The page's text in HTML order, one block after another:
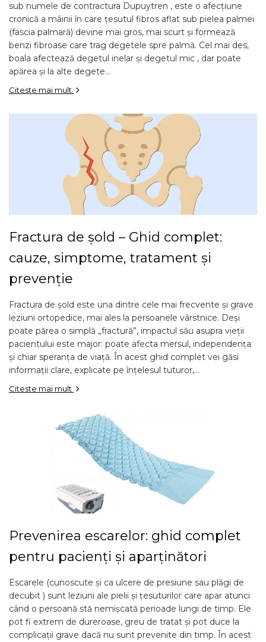
sub numele de contractura Dupuytren , este o afecțiune
cronică a mâinii în care țesutul fibros aflat sub pielea palmei
(fascia palmară) devine mai gros, mai scurt și formează
benzi fibroase care trag degetele spre palmă. Cel mai des,
boala afectează degetul inelar și degetul mic , dar poate
apărea și la alte degete...
Citeste mai mult
Fractura de șold – Ghid complet:
cauze, simptome, tratament și
prevenție
Fractura de șold este una dintre cele mai frecvente și grave
leziuni ortopedice, mai ales la persoanele vârstnice. Deși
poate părea o simplă „fractură”, impactul său asupra vieții
pacientului este major: poate afecta mersul, independența
și chiar speranța de viață. În acest ghid complet vei găsi
informații clare, explicate pe înțelesul tuturor,...
Citeste mai mult
Prevenirea escarelor: ghid complet
pentru pacienți și aparținători
Escarele (cunoscute și ca ulcere de presiune sau plăgi de
decubit ) sunt leziuni ale pielii și țesuturilor care apar atunci
când o persoană stă nemișcată perioade lungi de timp. Ele
pot fi extrem de dureroase, greu de tratat și pot duce la
complicații grave dacă nu sunt prevenite din timp. În acest